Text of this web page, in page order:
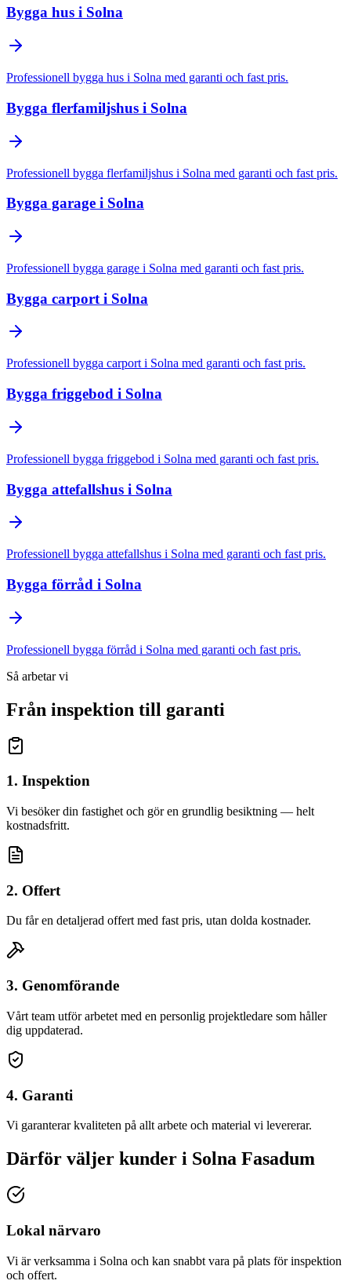
Bygga hus i Solna
Professionell bygga hus i Solna med garanti och fast pris.
Bygga flerfamiljshus i Solna
Professionell bygga flerfamiljshus i Solna med garanti och fast pris.
Bygga garage i Solna
Professionell bygga garage i Solna med garanti och fast pris.
Bygga carport i Solna
Professionell bygga carport i Solna med garanti och fast pris.
Bygga friggebod i Solna
Professionell bygga friggebod i Solna med garanti och fast pris.
Bygga attefallshus i Solna
Professionell bygga attefallshus i Solna med garanti och fast pris.
Bygga förråd i Solna
Professionell bygga förråd i Solna med garanti och fast pris.
Så arbetar vi
Från inspektion till garanti
1. Inspektion
Vi besöker din fastighet och gör en grundlig besiktning — helt
kostnadsfritt.
2. Offert
Du får en detaljerad offert med fast pris, utan dolda kostnader.
3. Genomförande
Vårt team utför arbetet med en personlig projektledare som håller
dig uppdaterad.
4. Garanti
Vi garanterar kvaliteten på allt arbete och material vi levererar.
Därför väljer kunder i Solna Fasadum
Lokal närvaro
Vi är verksamma i Solna och kan snabbt vara på plats för inspektion
och offert.